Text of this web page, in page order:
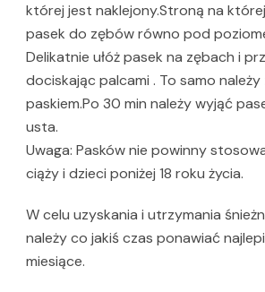
której jest naklejony.Stroną na
pasek do zębów równo pod
Delikatnie ułóż pasek na zębach i
dociskając palcami . To samo
paskiem.Po 30 min należy wyjąć
usta.
Uwaga: Pasków nie powinny
ciąży i dzieci poniżej 18 roku życia.
W celu uzyskania i utrzymania
należy co jakiś czas ponawiać
miesiące.